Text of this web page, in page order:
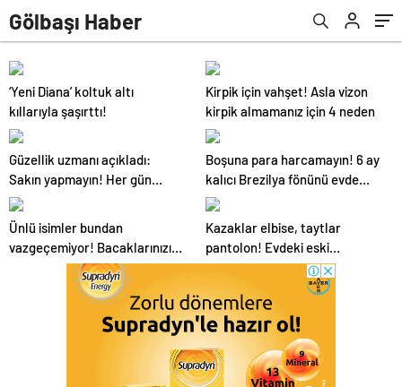
Gölbaşı Haber
‘Yeni Diana’ koltuk altı
kıllarıyla şaşırttı!
Kirpik için vahşet! Asla vizon
kirpik almamanız için 4 neden
Güzellik uzmanı açıkladı:
Sakın yapmayın! Her gün
saçınızı yıkıyorsanız eğer…
Boşuna para harcamayın! 6 ay
kalıcı Brezilya fönünü evde
yapın…
Ünlü isimler bundan
vazgeçemiyor! Bacaklarınızı
kuru fırçalarsanız…
Kazaklar elbise, taytlar
pantolon! Evdeki eski
kıyafetleri yenilemek için 5